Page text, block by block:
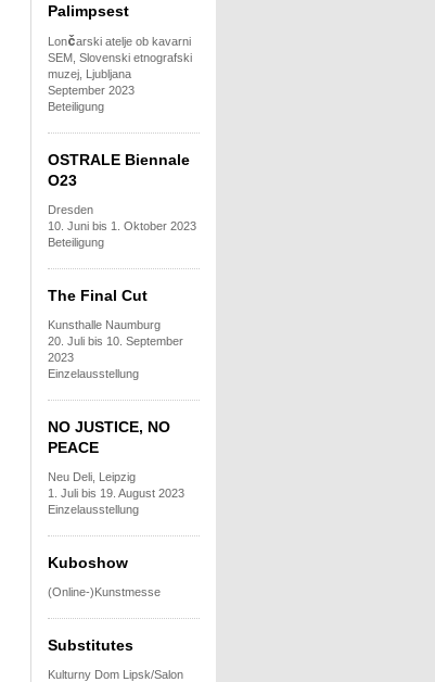
Palimpsest
Lončarski atelje ob kavarni
SEM, Slovenski etnografski
muzej, Ljubljana
September 2023
Beteiligung
OSTRALE Biennale
O23
Dresden
10. Juni bis 1. Oktober 2023
Beteiligung
The Final Cut
Kunsthalle Naumburg
20. Juli bis 10. September
2023
Einzelausstellung
NO JUSTICE, NO
PEACE
Neu Deli, Leipzig
1. Juli bis 19. August 2023
Einzelausstellung
Kuboshow
(Online-)Kunstmesse
Substitutes
Kulturny Dom Lipsk/Salon